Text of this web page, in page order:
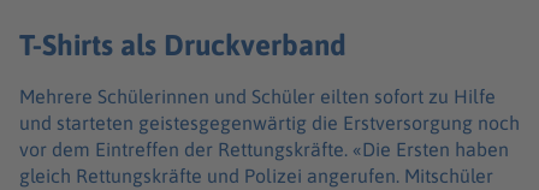
T-Shirts als Druckverband
Mehrere Schülerinnen und Schüler eilten sofort zu Hilfe
und starteten geistesgegenwärtig die Erstversorgung noch
vor dem Eintreffen der Rettungskräfte. «Die Ersten haben
gleich Rettungskräfte und Polizei angerufen. Mitschüler